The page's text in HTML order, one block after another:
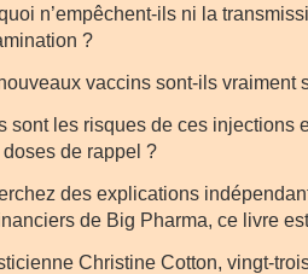
n’empêchent-ils ni la
?
vaccins sont-ils vraiment
sont les risques de ces injections
doses de rappel ?
des explications
de Big Pharma, ce livre
Christine Cotton, vingt-